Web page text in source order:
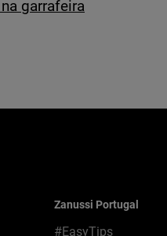
garrafeira
Zanussi Portugal
#EasyTips